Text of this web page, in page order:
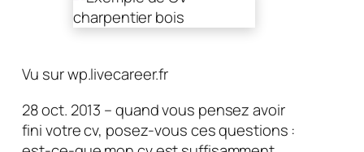
Vu sur wp.livecareer.fr
28 oct. 2013 – quand vous pensez avoir
fini votre cv, posez-vous ces questions :